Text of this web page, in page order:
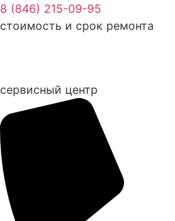
Перейти
к
8 (846) 215-09-95
стоимость и срок ремонта
сервисный центр